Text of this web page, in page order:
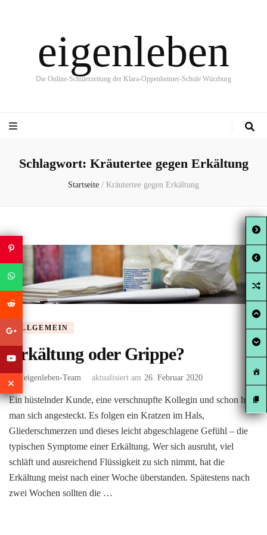
eigenleben
Die Online-Schülerzeitung der Klara-Oppenheimer-Schule Würzburg
Schlagwort: Kräutertee gegen Erkältung
Startseite / Kräutertee gegen Erkältung
ALLGEMEIN
Erkältung oder Grippe?
eigenleben-Team aktualisiert am 26. Februar 2020
Ein hüstelnder Kunde, eine verschnupfte Kollegin und schon hat
man sich angesteckt. Es folgen ein Kratzen im Hals,
Gliederschmerzen und dieses leicht abgeschlagene Gefühl – die
typischen Symptome einer Erkältung. Wer sich ausruht, viel
schläft und ausreichend Flüssigkeit zu sich nimmt, hat die
Erkältung meist nach einer Woche überstanden. Spätestens nach
zwei Wochen sollten die …